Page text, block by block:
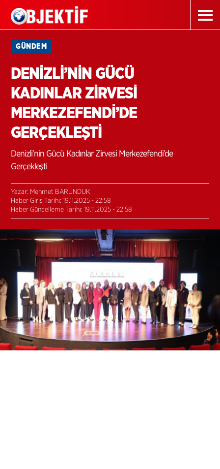
GÜNDEM
DENİZLİ’NİN GÜCÜ
KADINLAR ZİRVESİ
MERKEZEFENDİ’DE
GERÇEKLEŞTİ
Denizli’nin Gücü Kadınlar Zirvesi Merkezefendi’de
Gerçekleşti
Yazar: Mehmet BARUNDUK
Haber Giriş Tarihi: 19.11.2025 - 22:58
Haber Güncelleme Tarihi: 19.11.2025 - 22:58